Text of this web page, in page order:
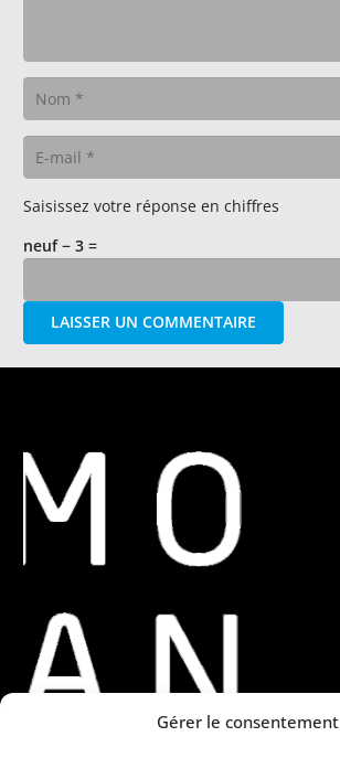
Gérer le consentement
Saisissez votre réponse en chiffres
neuf − 3 =
LAISSER UN COMMENTAIRE